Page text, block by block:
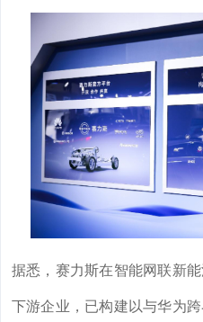
据悉，赛力斯在智能网联新
下游企业，已构建以与华为